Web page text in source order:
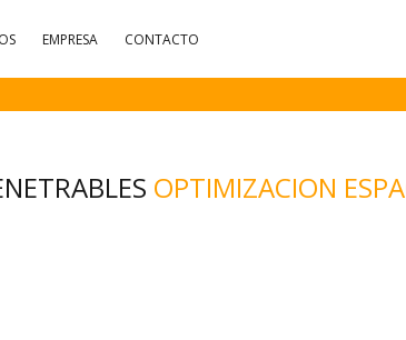
EMPRESA CONTACTO
OPTIMIZACION